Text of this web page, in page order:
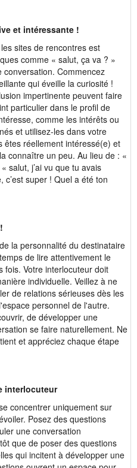
et intéressante !
sites de rencontres est
comme « salut, ça va ? »
conversation. Commencez
qui éveille la curiosité !
impertinente peuvent faire
particulier dans le profil de
comme les intérêts ou
et utilisez-les dans votre
êtes réellement intéressé(e) et
connaître un peu. Au lieu de : «
salut, j’ai vu que tu avais
c’est super ! Quel a été ton
la personnalité du destinataire
de lire attentivement le
fois. Votre interlocuteur doit
individuelle. Veillez à ne
de relations sérieuses dès les
personnel de l'autre.
de développer une
se faire naturellement. Ne
et appréciez chaque étape
interlocuteur
concentrer uniquement sur
Posez des questions
une conversation
que de poser des questions
qui incitent à développer une